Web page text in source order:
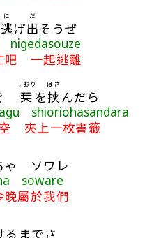
逃
に
げ出
だ
そうぜ
nigedasouze
吧 一起逃離
栞
しおり
を挟
はさ
んだら
shioriohasandara
夾上一枚書籤
ゃ ソワレ
soware
屬於我們
るまでさ